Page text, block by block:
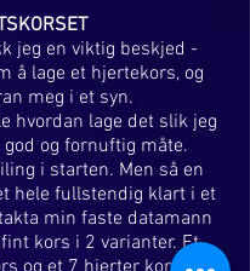
jeg en viktig beskjed -
å lage et hjertekors, og
meg i et syn.
hvordan lage det slik jeg
god og fornuftig måte.
i starten. Men så en
hele fullstendig klart i et
min faste datamann
kors i 2 varianter. Et